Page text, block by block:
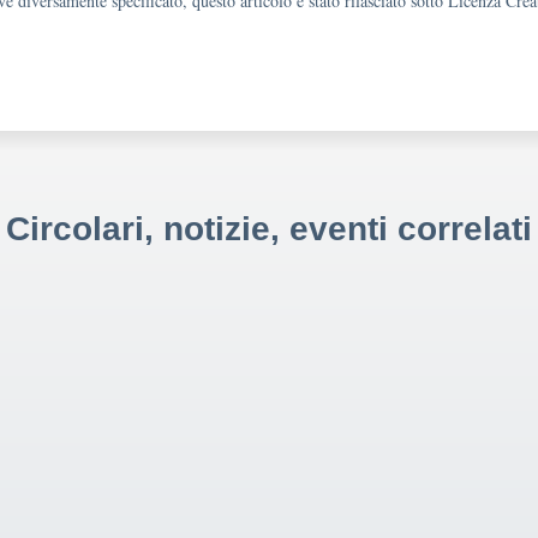
Circolari, notizie, eventi correlati